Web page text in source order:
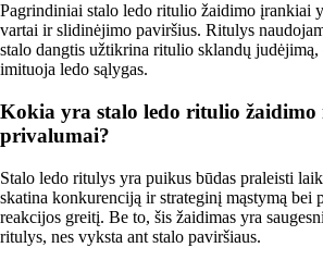
Pagrindiniai stalo ledo ritulio žaidimo įrankiai
vartai ir slidinėjimo paviršius. Ritulys
stalo dangtis užtikrina ritulio sklandų
imituoja ledo sąlygas.
Kokia yra stalo ledo ritulio žaidimo
privalumai?
Stalo ledo ritulys yra puikus būdas praleisti
skatina konkurenciją ir strateginį mąstymą bei
reakcijos greitį. Be to, šis žaidimas yra
ritulys, nes vyksta ant stalo paviršiaus.